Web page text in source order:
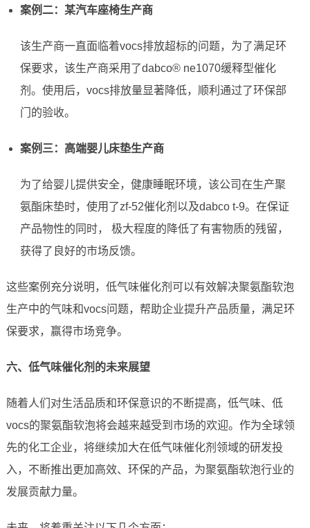
案例二：某汽车座椅生产商
该生产商一直面临着vocs排放超标的问题，为了满足环
保要求，该生产商采用了dabco® ne1070缓释型催化
剂。使用后，vocs排放量显著降低，顺利通过了环保部
门的验收。
案例三：高端婴儿床垫生产商
为了给婴儿提供安全，健康睡眠环境，该公司在生产聚
氨酯床垫时，使用了zf-52催化剂以及dabco t-9。在保证
产品物性的同时， 极大程度的降低了有害物质的残留，
获得了良好的市场反馈。
这些案例充分说明，低气味催化剂可以有效解决聚氨酯软泡
生产中的气味和vocs问题，帮助企业提升产品质量，满足环
保要求，赢得市场竞争。
六、低气味催化剂的未来展望
随着人们对生活品质和环保意识的不断提高，低气味、低
vocs的聚氨酯软泡将会越来越受到市场的欢迎。作为全球领
先的化工企业，将继续加大在低气味催化剂领域的研发投
入，不断推出更加高效、环保的产品，为聚氨酯软泡行业的
发展贡献力量。